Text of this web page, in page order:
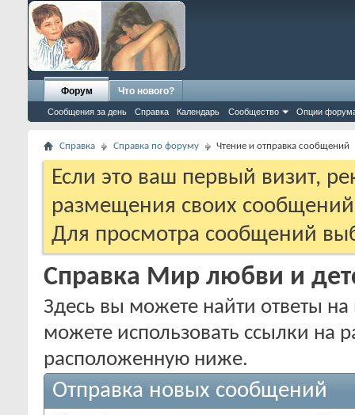
Форум
Сообщения за день Справка Календарь Сообщество Опции
Что нового?
Справка Справка по форуму Чтение и отправка сообщений
Если это ваш первый визит,
размещения своих
Для просмотра сообщений
Справка Мир любви и
Здесь вы можете найти ответы
можете использовать ссылки на
расположенную ниже.
Отправка новых сообщений